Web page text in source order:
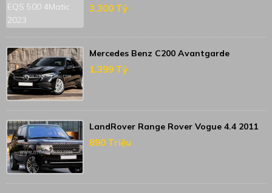
3.300 Tỷ
Mercedes Benz C200 Avantgarde
1.399 Tỷ
LandRover Range Rover Vogue 4.4 2011
890 Triệu